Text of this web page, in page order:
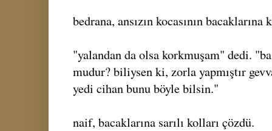
bedrana, ansızın kocasının bacaklarına
"yalandan da olsa korkmuşam" dedi.
mudur? biliysen ki, zorla yapmıştır
yedi cihan bunu böyle bilsin."
naif, bacaklarına sarılı kolları çözdü.